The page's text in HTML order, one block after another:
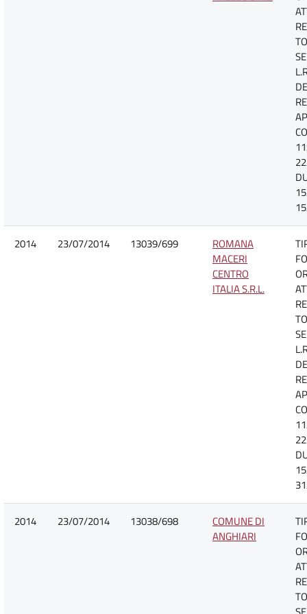
2014 23/07/2014 13039/699
ROMANA
MACERI
CENTRO
ITALIA S.R.L.
2014 23/07/2014 13038/698
COMUNE DI
ANGHIARI